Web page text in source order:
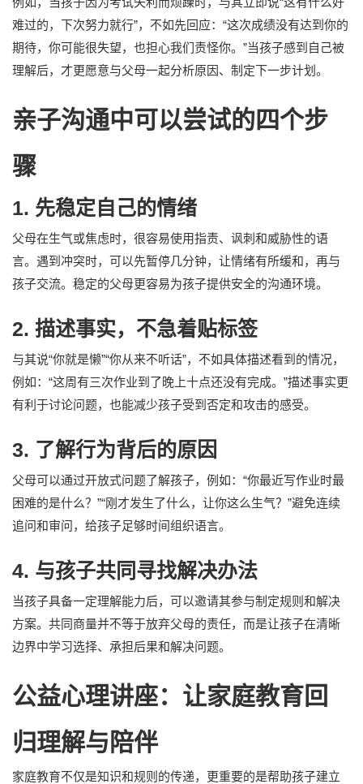
难过的，下次努力就行”，不如先回应：“这次成绩没有达到你的
期待，你可能很失望，也担心我们责怪你。”当孩子感到自己被
理解后，才更愿意与父母一起分析原因、制定下一步计划。
亲子沟通中可以尝试的四个步
骤
1. 先稳定自己的情绪
父母在生气或焦虑时，很容易使用指责、讽刺和威胁性的语
言。遇到冲突时，可以先暂停几分钟，让情绪有所缓和，再与
孩子交流。稳定的父母更容易为孩子提供安全的沟通环境。
2. 描述事实，不急着贴标签
与其说“你就是懒”“你从来不听话”，不如具体描述看到的情况，
例如：“这周有三次作业到了晚上十点还没有完成。”描述事实更
有利于讨论问题，也能减少孩子受到否定和攻击的感受。
3. 了解行为背后的原因
父母可以通过开放式问题了解孩子，例如：“你最近写作业时最
困难的是什么？”“刚才发生了什么，让你这么生气？”避免连续
追问和审问，给孩子足够时间组织语言。
4. 与孩子共同寻找解决办法
当孩子具备一定理解能力后，可以邀请其参与制定规则和解决
方案。共同商量并不等于放弃父母的责任，而是让孩子在清晰
边界中学习选择、承担后果和解决问题。
公益心理讲座：让家庭教育回
归理解与陪伴
家庭教育不仅是知识和规则的传递，更重要的是帮助孩子建立